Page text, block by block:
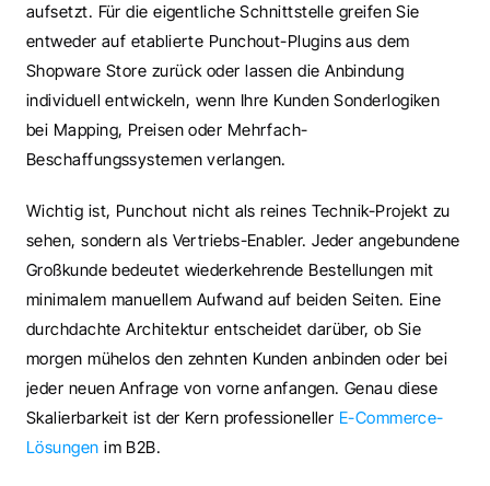
aufsetzt. Für die eigentliche Schnittstelle greifen Sie
entweder auf etablierte Punchout-Plugins aus dem
Shopware Store zurück oder lassen die Anbindung
individuell entwickeln, wenn Ihre Kunden Sonderlogiken
bei Mapping, Preisen oder Mehrfach-
Beschaffungssystemen verlangen.
Wichtig ist, Punchout nicht als reines Technik-Projekt zu
sehen, sondern als Vertriebs-Enabler. Jeder angebundene
Großkunde bedeutet wiederkehrende Bestellungen mit
minimalem manuellem Aufwand auf beiden Seiten. Eine
durchdachte Architektur entscheidet darüber, ob Sie
morgen mühelos den zehnten Kunden anbinden oder bei
jeder neuen Anfrage von vorne anfangen. Genau diese
Skalierbarkeit ist der Kern professioneller E-Commerce-
Lösungen im B2B.